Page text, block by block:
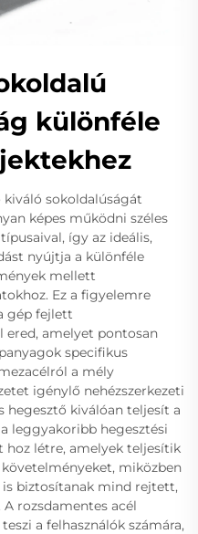
különféle
sokoldalúságát
képes működni széles
így az ideális,
nyújtja a különféle
mellett
Ez a figyelemre
gép fejlett
ered, amelyet pontosan
specifikus
a mély
igénylő nehézszerkezeti
hegesztő kiválóan teljesít a
leggyakoribb hegesztési
hoz létre, amelyek teljesítik
miközben
biztosítanak mind rejtett,
rozsdamentes acél
a felhasználók számára,